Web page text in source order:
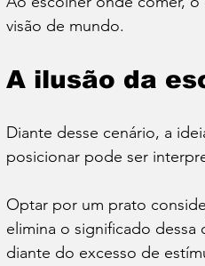
visão de mundo.
A ilusão da
Diante desse cenário, a
posicionar pode ser
Optar por um prato
elimina o significado
diante do excesso de